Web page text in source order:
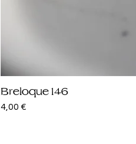
Breloque 146
Prix
4,00 €